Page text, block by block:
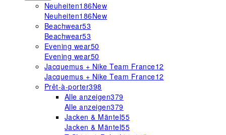
Neuheiten186New
Neuheiten186New
Beachwear53
Beachwear53
Evening wear50
Evening wear50
Jacquemus + Nike Team France12
Jacquemus + Nike Team France12
Prêt-à-porter398
Alle anzeigen379
Alle anzeigen379
Jacken & Mäntel55
Jacken & Mäntel55